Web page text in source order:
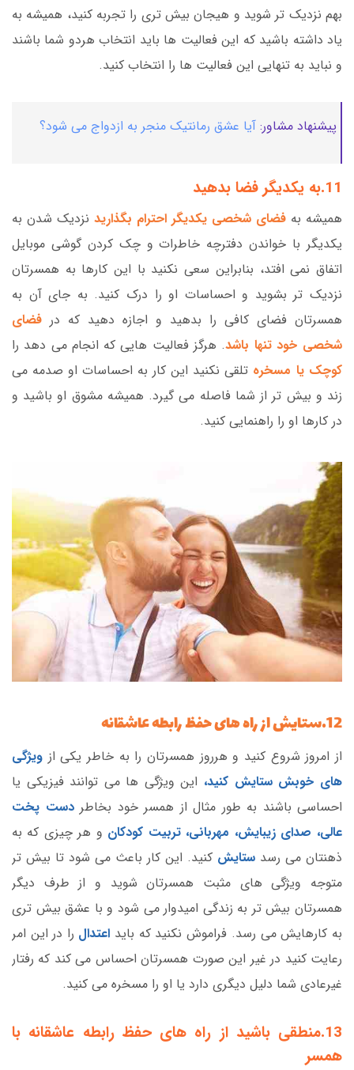
بهم نزدیک تر شوید و هیجان بیش تری را تجربه کنید، همیشه به
یاد داشته باشید که این فعالیت ها باید انتخاب هردو شما باشند
و نباید به تنهایی این فعالیت ها را انتخاب کنید.
پیشنهاد مشاور: آیا عشق رمانتیک منجر به ازدواج می شود؟
11.به یکدیگر فضا بدهید
همیشه به فضای شخصی یکدیگر احترام بگذارید نزدیک شدن به
یکدیگر با خواندن دفترچه خاطرات و چک کردن گوشی موبایل
اتفاق نمی افتد، بنابراین سعی نکنید با این کارها به همسرتان
نزدیک تر بشوید و احساسات او را درک کنید. به جای آن به
همسرتان فضای کافی را بدهید و اجازه دهید که در فضای
شخصی خود تنها باشد. هرگز فعالیت هایی که انجام می دهد را
کوچک یا مسخره تلقی نکنید این کار به احساسات او صدمه می
زند و بیش تر از شما فاصله می گیرد. همیشه مشوق او باشید و
در کارها او را راهنمایی کنید.
12.ستایش از راه های حفظ رابطه عاشقانه
از امروز شروع کنید و هرروز همسرتان را به خاطر یکی از ویژگی
های خوبش ستایش کنید، این ویژگی ها می توانند فیزیکی یا
احساسی باشند به طور مثال از همسر خود بخاطر دست پخت
عالی، صدای زیبایش، مهربانی، تربیت کودکان و هر چیزی که به
ذهنتان می رسد ستایش کنید. این کار باعث می شود تا بیش تر
متوجه ویژگی های مثبت همسرتان شوید و از طرف دیگر
همسرتان بیش تر به زندگی امیدوار می شود و با عشق بیش تری
به کارهایش می رسد. فراموش نکنید که باید اعتدال را در این امر
رعایت کنید در غیر این صورت همسرتان احساس می کند که رفتار
غیرعادی شما دلیل دیگری دارد یا او را مسخره می کنید.
13.منطقی باشید از راه های حفظ رابطه عاشقانه با
همسر